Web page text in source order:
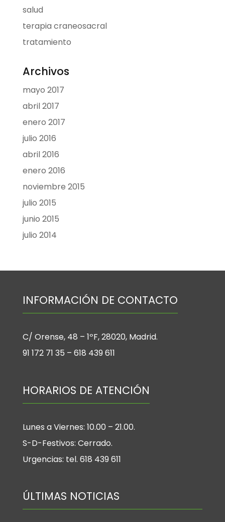
salud
terapia craneosacral
tratamiento
Archivos
mayo 2017
abril 2017
enero 2017
julio 2016
abril 2016
enero 2016
noviembre 2015
julio 2015
junio 2015
julio 2014
INFORMACIÓN DE CONTACTO
C/ Orense, 48 – 1ºF, 28020, Madrid.
91 172 71 35 – 618 439 611
HORARIOS DE ATENCIÓN
Lunes a Viernes: 10.00 – 21.00.
S-D-Festivos: Cerrado.
Urgencias: tel. 618 439 611
ÚLTIMAS NOTICIAS